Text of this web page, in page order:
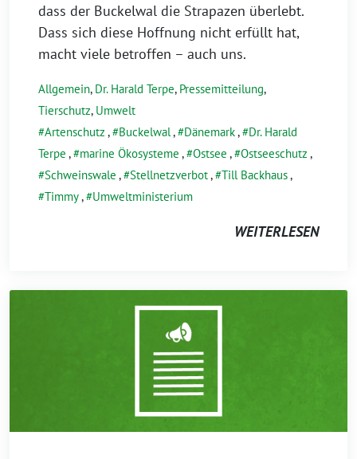
dass der Buckelwal die Strapazen überlebt.
Dass sich diese Hoffnung nicht erfüllt hat,
macht viele betroffen – auch uns.
Allgemein, Dr. Harald Terpe, Pressemitteilung,
Tierschutz, Umwelt
Artenschutz , Buckelwal , Dänemark,
Dr. Harald
Terpe , marine Ökosysteme , Ostsee , Ostseeschutz ,
Schweinswale , Stellnetzverbot, Till Backhaus,
Timmy, Umweltministerium
WEITERLESEN